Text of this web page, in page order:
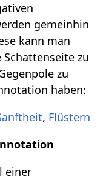
gemeinhin
kann man
zu
zu
haben:
, Flüstern
einer